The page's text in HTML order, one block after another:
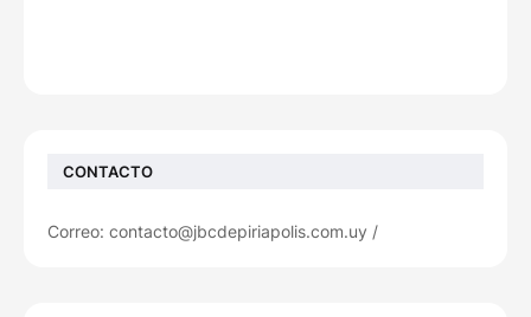
CONTACTO
Correo: contacto@jbcdepiriapolis.com.uy /